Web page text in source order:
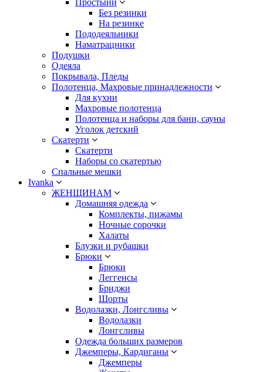
Простыни
Без резинки
На резинке
Пододеяльники
Наматрацники
Подушки
Одеяла
Покрывала, Пледы
Полотенца, Махровые принадлежности
Для кухни
Махровые полотенца
Полотенца и наборы для бани, сауны
Уголок детский
Скатерти
Скатерти
Наборы со скатертью
Спальные мешки
Ivanka
ЖЕНЩИНАМ
Домашняя одежда
Комплекты, пижамы
Ночные сорочки
Халаты
Блузки и рубашки
Брюки
Брюки
Леггенсы
Бриджи
Шорты
Водолазки, Лонгсливы
Водолазки
Лонгсливы
Одежда больших размеров
Джемперы, Кардиганы
Джемперы